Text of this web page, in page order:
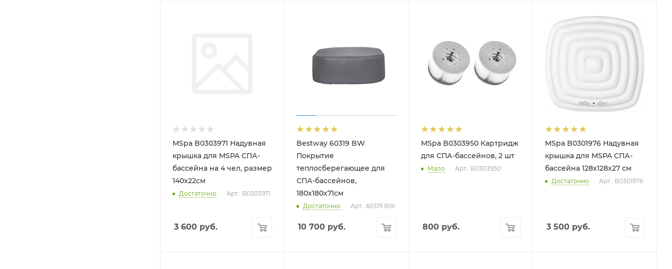
MSpa B0303971 Надувная
крышка для MSPA СПА-
бассейна на 4 чел, размер
140х22см
Достаточно Арт.: B0303971
3 600 руб.
Bestway 60319 BW
Покрытие
теплосберегающее для
СПА-бассейнов,
180х180х71см
Достаточно Арт.: 60319 BW
10 700 руб.
MSpa B0303950 Картридж
для СПА-бассейнов, 2 шт
Мало Арт.: B0303950
800руб.
MSpa B0301976 Надувная
крышка для MSPA СПА-
бассейна 128х128х27 см
Достаточно Арт.: B0301976
3 500руб.